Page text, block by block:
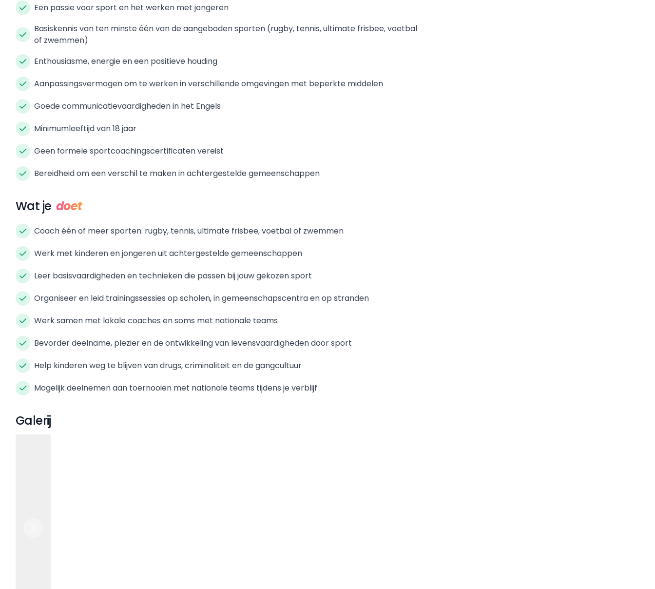
Een passie voor sport en het werken met jongeren
Basiskennis van ten minste één van de aangeboden sporten (rugby, tennis, ultimate frisbee, voetbal
of zwemmen)
Enthousiasme, energie en een positieve houding
Aanpassingsvermogen om te werken in verschillende omgevingen met beperkte middelen
Goede communicatievaardigheden in het Engels
Minimumleeftijd van 18 jaar
Geen formele sportcoachingscertificaten vereist
Bereidheid om een verschil te maken in achtergestelde gemeenschappen
Wat je doet
Coach één of meer sporten: rugby, tennis, ultimate frisbee, voetbal of zwemmen
Werk met kinderen en jongeren uit achtergestelde gemeenschappen
Leer basisvaardigheden en technieken die passen bij jouw gekozen sport
Organiseer en leid trainingssessies op scholen, in gemeenschapscentra en op stranden
Werk samen met lokale coaches en soms met nationale teams
Bevorder deelname, plezier en de ontwikkeling van levensvaardigheden door sport
Help kinderen weg te blijven van drugs, criminaliteit en de gangcultuur
Mogelijk deelnemen aan toernooien met nationale teams tijdens je verblijf
Galerij